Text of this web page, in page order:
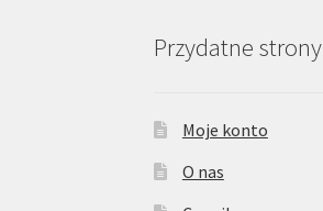
Przydatne strony
Moje konto
O nas